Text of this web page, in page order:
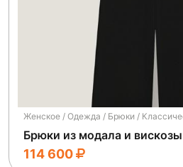
Женское / Одежда / Брюки /
Брюки из модала и
114 600